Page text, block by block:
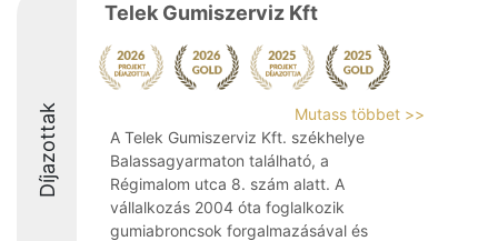
Díjazottak
Telek Gumiszerviz Kft
Mutass többet >>
A Telek Gumiszerviz Kft. székhelye
Balassagyarmaton található, a
Régimalom utca 8. szám alatt. A
vállalkozás 2004 óta foglalkozik
gumiabroncsok forgalmazásával és